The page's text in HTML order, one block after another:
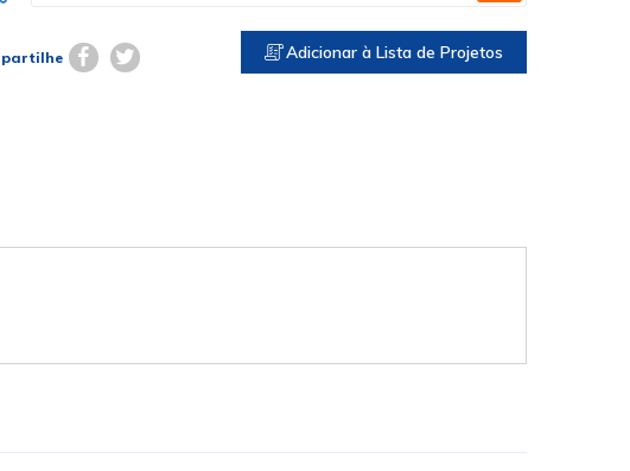
Adicionar à Lista de Projetos